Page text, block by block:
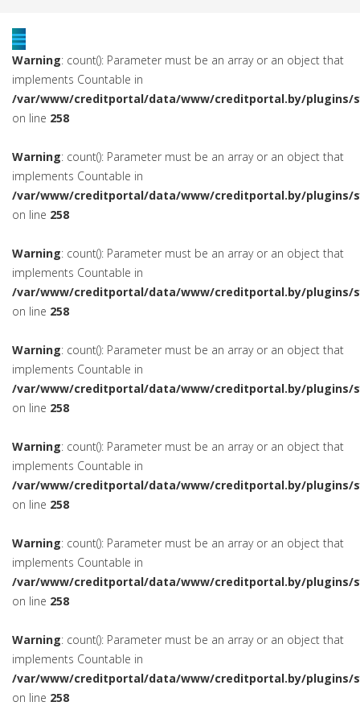
Warning: count(): Parameter must be an array or an object that
implements Countable in
/var/www/creditportal/data/www/creditportal.by/plugins/
on line 258
Warning: count(): Parameter must be an array or an object that
implements Countable in
/var/www/creditportal/data/www/creditportal.by/plugins/
on line 258
Warning: count(): Parameter must be an array or an object that
implements Countable in
/var/www/creditportal/data/www/creditportal.by/plugins/
on line 258
Warning: count(): Parameter must be an array or an object that
implements Countable in
/var/www/creditportal/data/www/creditportal.by/plugins/
on line 258
Warning: count(): Parameter must be an array or an object that
implements Countable in
/var/www/creditportal/data/www/creditportal.by/plugins/
on line 258
Warning: count(): Parameter must be an array or an object that
implements Countable in
/var/www/creditportal/data/www/creditportal.by/plugins/
on line 258
Warning: count(): Parameter must be an array or an object that
implements Countable in
/var/www/creditportal/data/www/creditportal.by/plugins/
on line 258